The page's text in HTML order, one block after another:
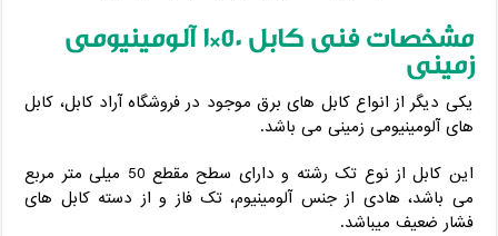
مشخصات فنی کابل 50*1 آلومینیومی
زمینی
یکی دیگر از انواع کابل های برق موجود در فروشگاه آراد کابل، کابل
های آلومینیومی زمینی می باشد.
این کابل از نوع تک رشته و دارای سطح مقطع 50 میلی متر مربع
می باشد، هادی از جنس آلومینیوم، تک فاز و از دسته کابل های
فشار ضعیف میباشد.